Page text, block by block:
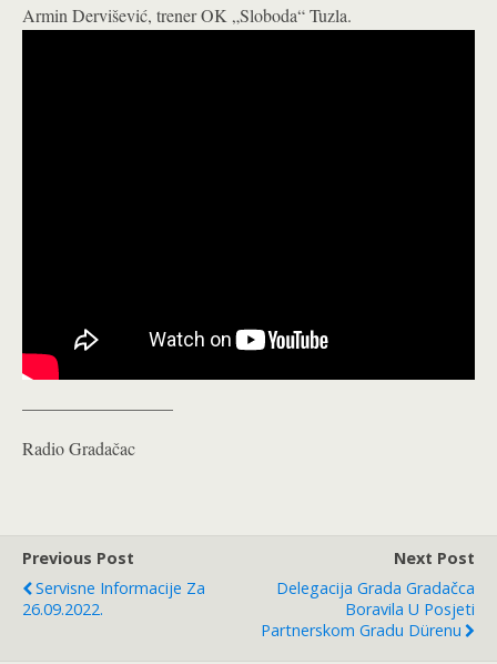
Armin Dervišević, trener OK „Sloboda“ Tuzla.
Radio Gradačac
Previous Post
Servisne Informacije Za
26.09.2022.
Next Post
Delegacija Grada Gradačca
Boravila U Posjeti
Partnerskom Gradu Dürenu